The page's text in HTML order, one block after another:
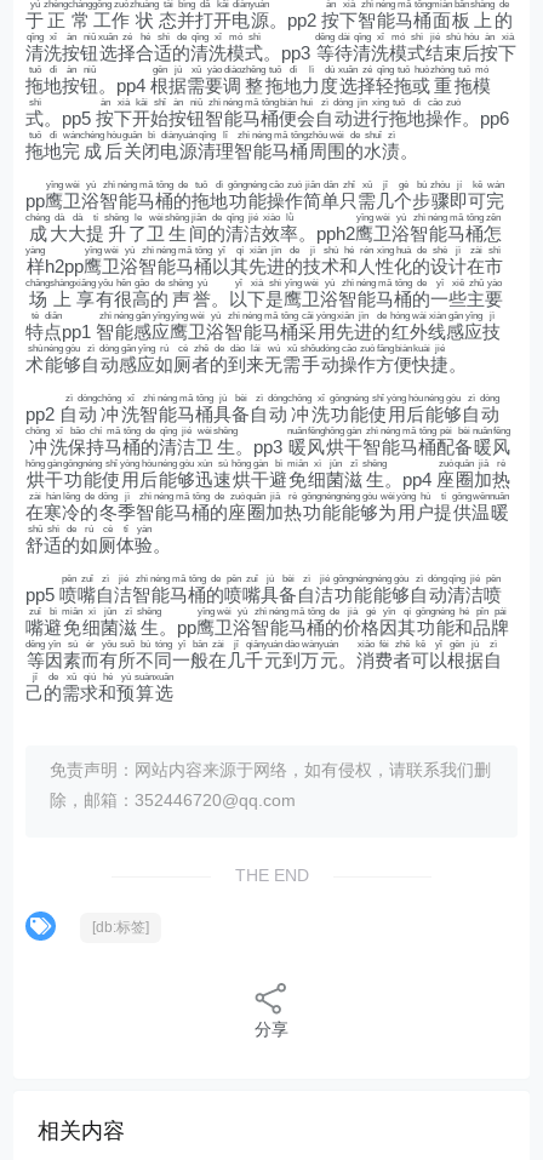
于
yú
正
zhèng
常
cháng
工
gōng
作
zuò
状
zhuàng
态
tài
并
bìng
打
dǎ
开
kāi
电
diàn
源
yuán
。pp2按
àn
下
xià
智
zhì
能
néng
马
mǎ
桶
tǒng
面
miàn
板
bǎn
上
shàng
的
de
清
qīng
洗
xǐ
按
àn
钮
niǔ
选
xuǎn
择
zé
合
hé
适
shì
的
de
清
qīng
洗
xǐ
模
mó
式
shì
。pp3 等
děng
待
dài
清
qīng
洗
xǐ
模
mó
式
shì
结
jié
束
shù
后
hòu
按
àn
下
xià
拖
tuō
地
dì
按
àn
钮
niǔ
。pp4根
gēn
据
jù
需
xū
要
yào
调
diào
整
zhěng
拖
tuō
地
dì
力
lì
度
dù
选
xuǎn
择
zé
轻
qīng
拖
tuō
或
huò
重
zhòng
拖
tuō
模
mó
式
shì
。pp5按
àn
下
xià
开
kāi
始
shǐ
按
àn
钮
niǔ
智
zhì
能
néng
马
mǎ
桶
tǒng
便
biàn
会
huì
自
zì
动
dòng
进
jìn
行
xíng
拖
tuō
地
dì
操
cāo
作
zuò
。pp6
拖
tuō
地
dì
完
wán
成
chéng
后
hòu
关
guān
闭
bì
电
diàn
源
yuán
清
qīng
理
lǐ
智
zhì
能
néng
马
mǎ
桶
tǒng
周
zhōu
围
wéi
的
de
水
shuǐ
渍
zì
。
pp鹰
yīng
卫
wèi
浴
yù
智
zhì
能
néng
马
mǎ
桶
tǒng
的
de
拖
tuō
地
dì
功
gōng
能
néng
操
cāo
作
zuò
简
jiǎn
单
dān
只
zhǐ
需
xū
几
jǐ
个
gè
步
bù
骤
zhòu
即
jí
可
kě
完
wán
成
chéng
大
dà
大
dà
提
tí
升
shēng
了
le
卫
wèi
生
shēng
间
jiān
的
de
清
qīng
洁
jié
效
xiào
率
lǜ
。pph2鹰
yīng
卫
wèi
浴
yù
智
zhì
能
néng
马
mǎ
桶
tǒng
怎
zěn
样
yàng
h2pp鹰
yīng
卫
wèi
浴
yù
智
zhì
能
néng
马
mǎ
桶
tǒng
以
yǐ
其
qí
先
xiān
进
jìn
的
de
技
jì
术
shù
和
hé
人
rén
性
xìng
化
huà
的
de
设
shè
计
jì
在
zài
市
shì
场
chǎng
上
shàng
享
xiǎng
有
yǒu
很
hěn
高
gāo
的
de
声
shēng
誉
yù
。 以
yǐ
下
xià
是
shì
鹰
yīng
卫
wèi
浴
yù
智
zhì
能
néng
马
mǎ
桶
tǒng
的
de
一
yī
些
xiē
主
zhǔ
要
yào
特
tè
点
diǎn
pp1 智
zhì
能
néng
感
gǎn
应
yīng
鹰
yīng
卫
wèi
浴
yù
智
zhì
能
néng
马
mǎ
桶
tǒng
采
cǎi
用
yòng
先
xiān
进
jìn
的
de
红
hóng
外
wài
线
xiàn
感
gǎn
应
yīng
技
jì
术
shù
能
néng
够
gòu
自
zì
动
dòng
感
gǎn
应
yīng
如
rú
厕
cè
者
zhě
的
de
到
dào
来
lái
无
wú
需
xū
手
shǒu
动
dòng
操
cāo
作
zuò
方
fāng
便
biàn
快
kuài
捷
jié
。
pp2 自
zì
动
dòng
冲
chōng
洗
xǐ
智
zhì
能
néng
马
mǎ
桶
tǒng
具
jù
备
bèi
自
zì
动
dòng
冲
chōng
洗
xǐ
功
gōng
能
néng
使
shǐ
用
yòng
后
hòu
能
néng
够
gòu
自
zì
动
dòng
冲
chōng
洗
xǐ
保
bǎo
持
chí
马
mǎ
桶
tǒng
的
de
清
qīng
洁
jié
卫
wèi
生
shēng
。pp3 暖
nuǎn
风
fēng
烘
hōng
干
gàn
智
zhì
能
néng
马
mǎ
桶
tǒng
配
pèi
备
bèi
暖
nuǎn
风
fēng
烘
hōng
干
gàn
功
gōng
能
néng
使
shǐ
用
yòng
后
hòu
能
néng
够
gòu
迅
xùn
速
sù
烘
hōng
干
gàn
避
bì
免
miǎn
细
xì
菌
jūn
滋
zī
生
shēng
。pp4 座
zuò
圈
quān
加
jiā
热
rè
在
zài
寒
hán
冷
lěng
的
de
冬
dōng
季
jì
智
zhì
能
néng
马
mǎ
桶
tǒng
的
de
座
zuò
圈
quān
加
jiā
热
rè
功
gōng
能
néng
能
néng
够
gòu
为
wèi
用
yòng
户
hù
提
tí
供
gōng
温
wēn
暖
nuǎn
舒
shū
适
shì
的
de
如
rú
厕
cè
体
tǐ
验
yàn
。
pp5喷
pēn
嘴
zuǐ
自
zì
洁
jié
智
zhì
能
néng
马
mǎ
桶
tǒng
的
de
喷
pēn
嘴
zuǐ
具
jù
备
bèi
自
zì
洁
jié
功
gōng
能
néng
能
néng
够
gòu
自
zì
动
dòng
清
qīng
洁
jié
喷
pēn
嘴
zuǐ
避
bì
免
miǎn
细
xì
菌
jūn
滋
zī
生
shēng
。pp鹰
yīng
卫
wèi
浴
yù
智
zhì
能
néng
马
mǎ
桶
tǒng
的
de
价
jià
格
gé
因
yīn
其
qí
功
gōng
能
néng
和
hé
品
pǐn
牌
pái
等
děng
因
yīn
素
sù
而
ér
有
yǒu
所
suǒ
不
bù
同
tóng
一
yī
般
bān
在
zài
几
jǐ
千
qiān
元
yuán
到
dào
万
wàn
元
yuán
。消
xiāo
费
fèi
者
zhě
可
kě
以
yǐ
根
gēn
据
jù
自
zì
己
jǐ
的
de
需
xū
求
qiú
和
hé
预
yù
算
suàn
选
xuǎn
免责声明：网站内容来源于网络，如有侵权，请联系我们删
除，邮箱：352446720@qq.com
THE END
[db:标签]
分享
相关内容